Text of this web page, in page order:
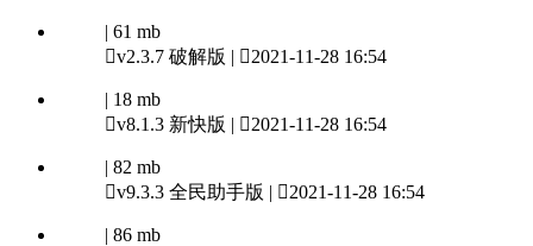
| 61 mb
v2.3.7 破解版 | 2021-11-28 16:54
| 18 mb
v8.1.3 新快版 | 2021-11-28 16:54
| 82 mb
v9.3.3 全民助手版 | 2021-11-28 16:54
| 86 mb